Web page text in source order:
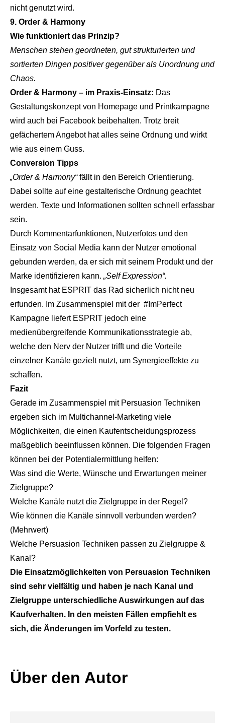
nicht genutzt wird.
9. Order & Harmony
Wie funktioniert das Prinzip?
Menschen stehen geordneten, gut strukturierten und
sortierten Dingen positiver gegenüber als Unordnung und
Chaos.
Order & Harmony – im Praxis-Einsatz: Das
Gestaltungskonzept von Homepage und Printkampagne
wird auch bei Facebook beibehalten. Trotz breit
gefächertem Angebot hat alles seine Ordnung und wirkt
wie aus einem Guss.
Conversion Tipps
„Order & Harmony“fällt in den Bereich Orientierung.
Dabei sollte auf eine gestalterische Ordnung geachtet
werden. Texte und Informationen sollten schnell erfassbar
sein.
Durch Kommentarfunktionen, Nutzerfotos und den
Einsatz von Social Media kann der Nutzer emotional
gebunden werden, da er sich mit seinem Produkt und der
Marke identifizieren kann. „Self Expression“.
Insgesamt hat ESPRIT das Rad sicherlich nicht neu
erfunden. Im Zusammenspiel mit der #ImPerfect
Kampagne liefert ESPRIT jedoch eine
medienübergreifende Kommunikationsstrategie ab,
welche den Nerv der Nutzer trifft und die Vorteile
einzelner Kanäle gezielt nutzt, um Synergieeffekte zu
schaffen.
Fazit
Gerade im Zusammenspiel mit Persuasion Techniken
ergeben sich im Multichannel-Marketing viele
Möglichkeiten, die einen Kaufentscheidungsprozess
maßgeblich beeinflussen können. Die folgenden Fragen
können bei der Potentialermittlung helfen:
Was sind die Werte, Wünsche und Erwartungen meiner
Zielgruppe?
Welche Kanäle nutzt die Zielgruppe in der Regel?
Wie können die Kanäle sinnvoll verbunden werden?
(Mehrwert)
Welche Persuasion Techniken passen zu Zielgruppe &
Kanal?
Die Einsatzmöglichkeiten von Persuasion Techniken
sind sehr vielfältig und haben je nach Kanal und
Zielgruppe unterschiedliche Auswirkungen auf das
Kaufverhalten. In den meisten Fällen empfiehlt es
sich, die Änderungen im Vorfeld zu testen.
Über den Autor